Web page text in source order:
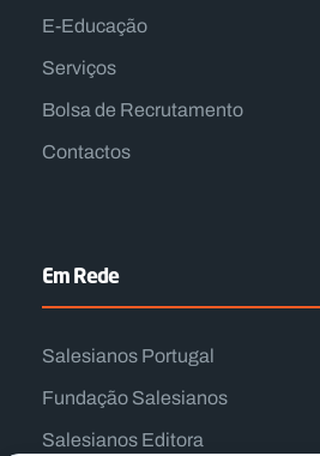
E-Educação
Serviços
Bolsa de Recrutamento
Contactos
Em Rede
Salesianos Portugal
Fundação Salesianos
Salesianos Editora